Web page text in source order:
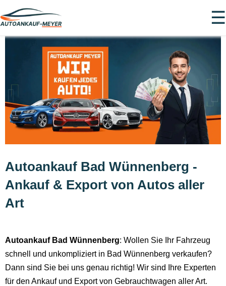
☰
Autoankauf Bad Wünnenberg -
Ankauf & Export von Autos aller
Art
Autoankauf Bad Wünnenberg: Wollen Sie Ihr Fahrzeug
schnell und unkompliziert in Bad Wünnenberg verkaufen?
Dann sind Sie bei uns genau richtig! Wir sind Ihre Experten
für den Ankauf und Export von Gebrauchtwagen aller Art.